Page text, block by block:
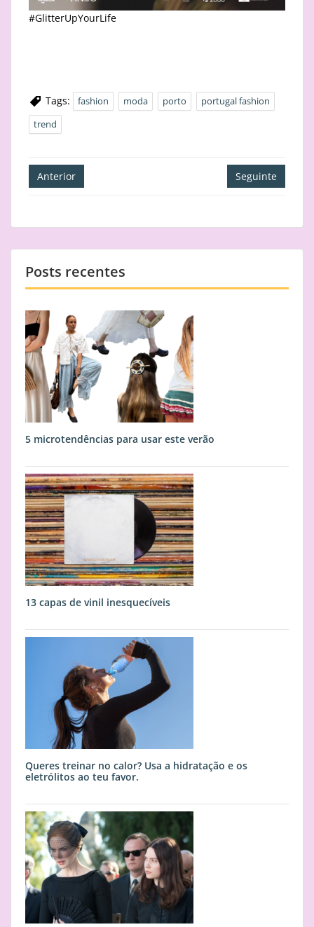
#GlitterUpYourLife
Tags: fashion moda porto
portugal fashion
trend
Navegação
de
Anterior Seguinte
Posts recentes
5 microtendências para usar este verão
13 capas de vinil inesquecíveis
Queres treinar no calor? Usa a hidratação e os
eletrólitos ao teu favor.